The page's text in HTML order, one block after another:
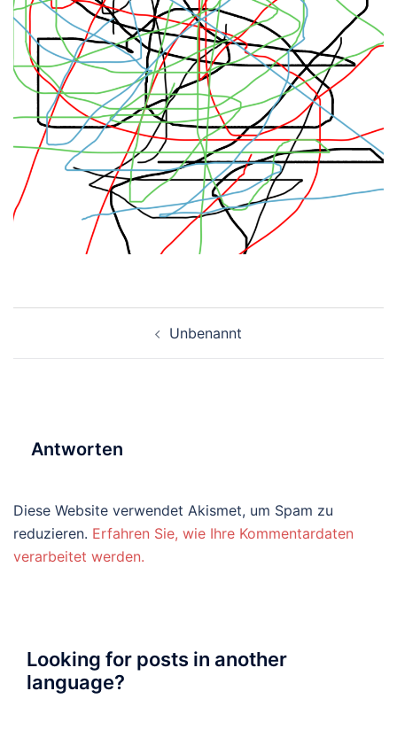
Unbenannt
Antworten
Diese Website verwendet Akismet, um Spam zu
reduzieren. Erfahren Sie, wie Ihre Kommentardaten
verarbeitet werden.
Looking for posts in another
language?